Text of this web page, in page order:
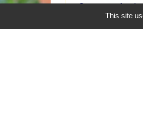
Compte
Travail - Formation
Pension
This site